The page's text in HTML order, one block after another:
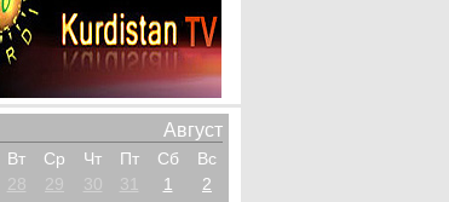
Август
Вт Ср Чт Пт Сб
Вс
28 29 30 31 1
2